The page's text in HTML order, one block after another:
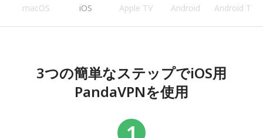
macOS iOS Apple TV Android Android TV
3つの簡単なステップでiOS用
PandaVPNを使用